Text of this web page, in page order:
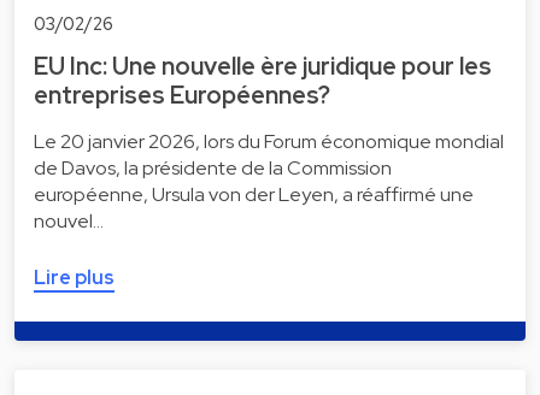
03/02/26
EU Inc: Une nouvelle ère juridique pour les
entreprises Européennes?
Le 20 janvier 2026, lors du Forum économique mondial
de Davos, la présidente de la Commission
européenne, Ursula von der Leyen, a réaffirmé une
nouvel…
Lire plus